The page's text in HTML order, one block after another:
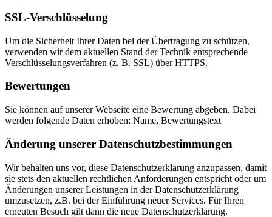
SSL-Verschlüsselung
Um die Sicherheit Ihrer Daten bei der Übertragung zu schützen,
verwenden wir dem aktuellen Stand der Technik entsprechende
Verschlüsselungsverfahren (z. B. SSL) über HTTPS.
Bewertungen
Sie können auf unserer Webseite eine Bewertung abgeben. Dabei
werden folgende Daten erhoben: Name, Bewertungstext
Änderung unserer Datenschutzbestimmungen
Wir behalten uns vor, diese Datenschutzerklärung anzupassen, damit
sie stets den aktuellen rechtlichen Anforderungen entspricht oder um
Änderungen unserer Leistungen in der Datenschutzerklärung
umzusetzen, z.B. bei der Einführung neuer Services. Für Ihren
erneuten Besuch gilt dann die neue Datenschutzerklärung.